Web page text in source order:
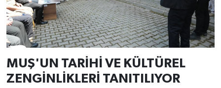
MUŞ'UN TARİHİ VE KÜLTÜREL
ZENGİNLİKLERİ TANITILIYOR